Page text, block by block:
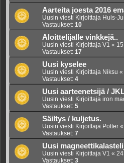
Aarteita joesta 2016
Uusin viesti Kirjoittaja Huis-
Vastaukset: 10
Aloittelijalle vinkkejä..
Uusin viesti Kirjoittaja V1 «
Vastaukset: 17
Uusi kyselee
Uusin viesti Kirjoittaja Niksu «
Vastaukset: 4
Uusi aarteenetsijä /
Uusin viesti Kirjoittaja iron
Vastaukset: 5
Säiltys / kuljetus.
Uusin viesti Kirjoittaja Potter «
Vastaukset: 7
Uusi
Uusin viesti Kirjoittaja V1 «
Vastaukset: 3